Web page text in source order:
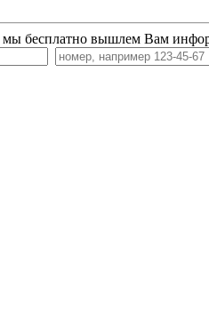
бесплатно вышлем Вам